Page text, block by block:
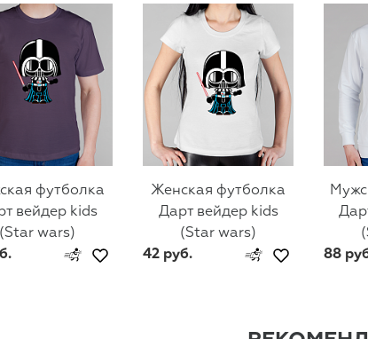
футболка
вейдер kids
(Star wars)
Женская футболка
Дарт вейдер kids
(Star wars)
42 руб.
88